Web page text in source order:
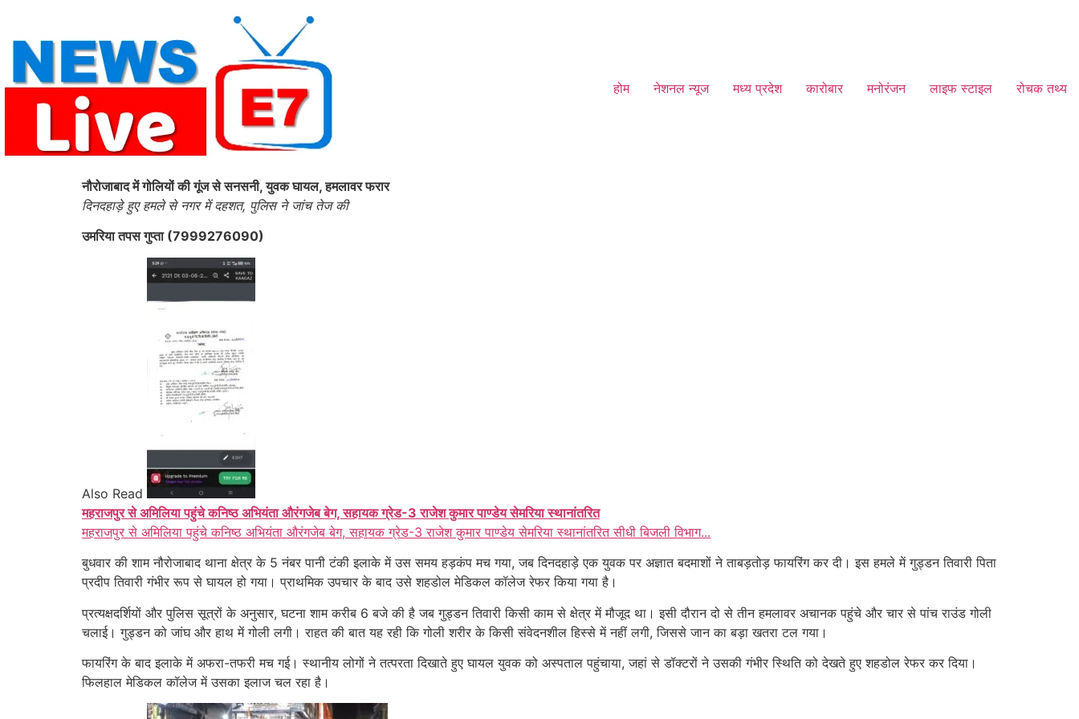
content
होम नेशनल न्यूज मध्य प्रदेश कारोबार मनोरंजन लाइफ स्टाइल रोचक तथ्य
नौरोजाबाद में गोलियों की गूंज से सनसनी, युवक घायल, हमलावर फरार
दिनदहाड़े हुए हमले से नगर में दहशत, पुलिस ने जांच तेज की
उमरिया तपस गुप्ता (7999276090)
Also Read
महराजपुर से अमिलिया पहुंचे कनिष्ठ अभियंता औरंगजेब बेग, सहायक ग्रेड-3 राजेश कुमार पाण्डेय सेमरिया स्थानांतरित
महराजपुर से अमिलिया पहुंचे कनिष्ठ अभियंता औरंगजेब बेग, सहायक ग्रेड-3 राजेश कुमार पाण्डेय सेमरिया स्थानांतरित सीधी बिजली विभाग...
बुधवार की शाम नौरोजाबाद थाना क्षेत्र के 5 नंबर पानी टंकी इलाके में उस समय हड़कंप मच गया, जब दिनदहाड़े एक युवक पर अज्ञात बदमाशों ने ताबड़तोड़ फायरिंग कर दी। इस हमले में गुड्डन तिवारी पिता
प्रदीप तिवारी गंभीर रूप से घायल हो गया। प्राथमिक उपचार के बाद उसे शहडोल मेडिकल कॉलेज रेफर किया गया है।
प्रत्यक्षदर्शियों और पुलिस सूत्रों के अनुसार, घटना शाम करीब 6 बजे की है जब गुड्डन तिवारी किसी काम से क्षेत्र में मौजूद था। इसी दौरान दो से तीन हमलावर अचानक पहुंचे और चार से पांच राउंड गोली
चलाई। गुड्डन को जांघ और हाथ में गोली लगी। राहत की बात यह रही कि गोली शरीर के किसी संवेदनशील हिस्से में नहीं लगी, जिससे जान का बड़ा खतरा टल गया।
फायरिंग के बाद इलाके में अफरा-तफरी मच गई। स्थानीय लोगों ने तत्परता दिखाते हुए घायल युवक को अस्पताल पहुंचाया, जहां से डॉक्टरों ने उसकी गंभीर स्थिति को देखते हुए शहडोल रेफर कर दिया।
फिलहाल मेडिकल कॉलेज में उसका इलाज चल रहा है।